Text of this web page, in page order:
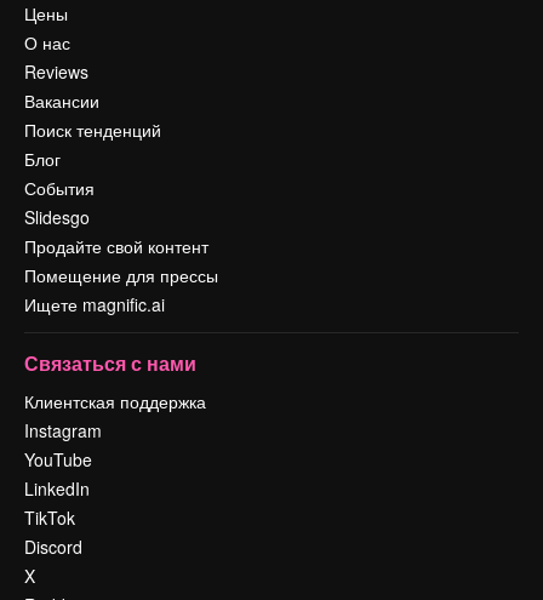
Цены
О нас
Reviews
Вакансии
Поиск тенденций
Блог
События
Slidesgo
Продайте свой контент
Помещение для прессы
Ищете magnific.ai
Связаться с нами
Клиентская поддержка
Instagram
YouTube
LinkedIn
TikTok
Discord
X